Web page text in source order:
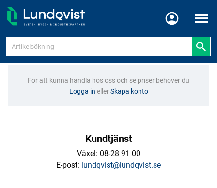
Meny
För att kunna handla hos oss och se priser behöver du
Logga in ellerSkapa konto
Kundtjänst
Växel: 08-28 91 00
E-post: lundqvist@lundqvist.se